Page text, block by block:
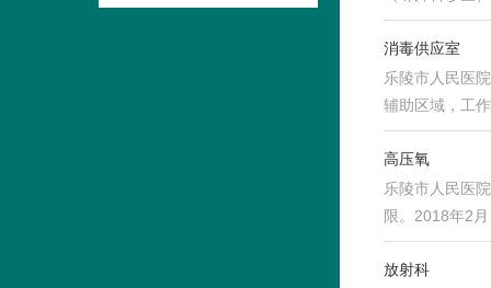
消毒供应室
乐陵市人民医
辅助区域，工
高压氧
乐陵市人民医
限。2018年2
前…
放射科